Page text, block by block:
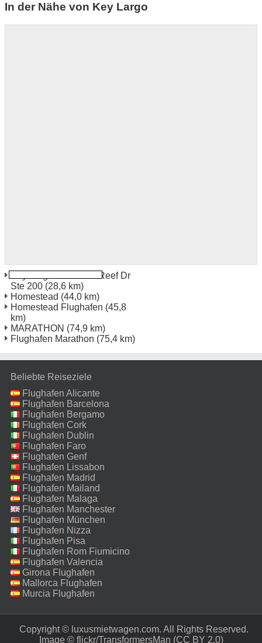
In der Nähe von Key Largo
Key Largo 35 Ocean Reef Dr
Ste 200 (28,6 km)
Homestead (44,0 km)
Homestead Flughafen (45,8
km)
MARATHON (74,9 km)
Flughafen Marathon (75,4 km)
Beliebte Reiseziele
Flughafen Alicante
Flughafen Barcelona
Flughafen Bergamo
Flughafen Cork
Flughafen Dublin
Flughafen Faro
Flughafen Genf
Flughafen Lissabon
Flughafen Madrid
Flughafen Mailand
Malpensa
Flughafen Malaga
Flughafen Manchester
Flughafen München
Flughafen Nizza
Flughafen Pisa
Flughafen Rom Fiumicino
Flughafen Valencia
Girona Flughafen
Mallorca Flughafen
Murcia Flughafen
Copyright © luxusmietwagen.com. All Rights Reserved.‎
Image © flickr/TransformersMan (CC BY 2.0)‎